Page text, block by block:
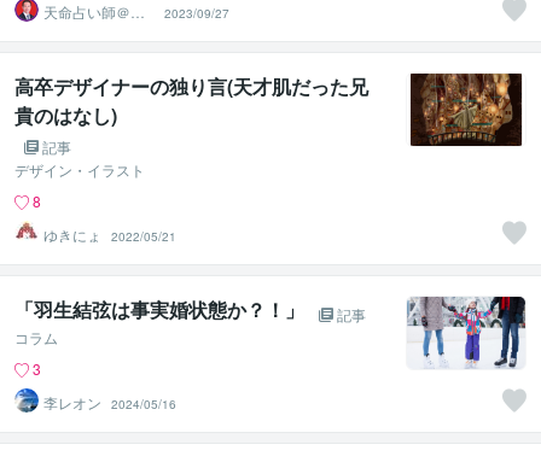
天命占い師＠藤
＊久国
2023/09/27
高卒デザイナーの独り言(天才肌だった兄
貴のはなし)
記事
デザイン・イラスト
8
ゆきにょ
2022/05/21
「羽生結弦は事実婚状態か？！」
記事
コラム
3
李レオン
2024/05/16